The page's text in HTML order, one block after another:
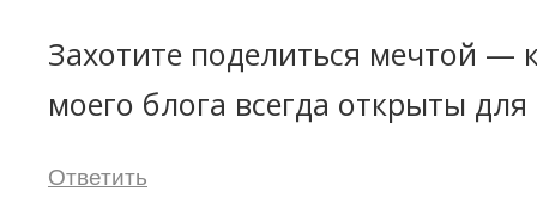
Захотите поделиться мечтой —
моего блога всегда открыты для
Ответить